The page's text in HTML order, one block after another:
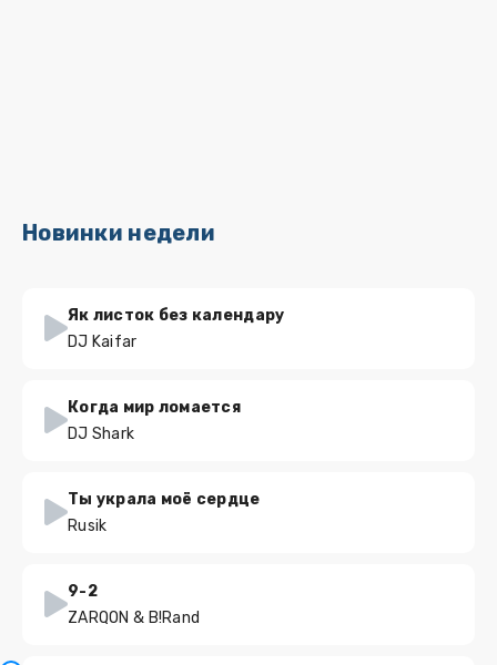
Новинки недели
Як листок без календару
DJ Kaifar
Когда мир ломается
DJ Shark
Ты украла моё сердце
Rusik
9-2
ZARQON & B!Rand